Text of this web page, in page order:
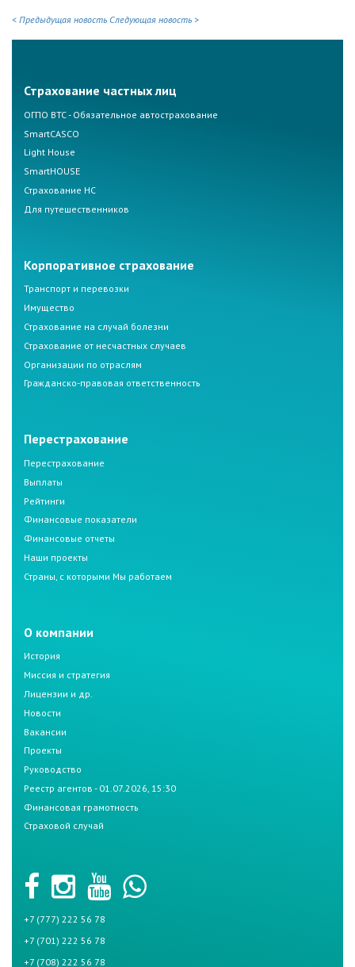
< Предыдущая новость Следующая новость >
Страхование частных лиц
ОГПО ВТС - Обязательное автострахование
SmartCASCO
Light House
SmartHOUSE
Страхование НС
Для путешественников
Корпоративное страхование
Транспорт и перевозки
Имущество
Страхование на случай болезни
Страхование от несчастных случаев
Организации по отраслям
Гражданско-правовая ответственность
Перестрахование
Перестрахование
Выплаты
Рейтинги
Финансовые показатели
Финансовые отчеты
Наши проекты
Страны, с которыми Мы работаем
О компании
История
Миссия и стратегия
Лицензии и др.
Новости
Вакансии
Проекты
Руководство
Реестр агентов - 01.07.2026, 15:30
Финансовая грамотность
Страховой случай
+7 (777) 222 56 78
+7 (701) 222 56 78
+7 (708) 222 56 78